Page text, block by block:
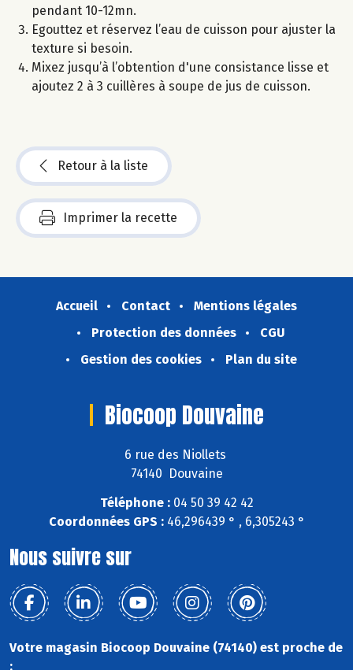
pendant 10-12mn.
Egouttez et réservez l’eau de cuisson pour ajuster la
texture si besoin.
Mixez jusqu’à l’obtention d'une consistance lisse et
ajoutez 2 à 3 cuillères à soupe de jus de cuisson.
Retour à la liste
Imprimer la recette
Accueil Contact
Mentions légales
Protection des données
CGU
Gestion des cookies
Plan du site
Biocoop Douvaine
6 rue des Niollets
74140 Douvaine
Téléphone :04 50 39 42 42
Coordonnées GPS :46,296439 ° , 6,305243 °
Nous suivre sur
Votre magasin Biocoop Douvaine (74140) est proche de
: